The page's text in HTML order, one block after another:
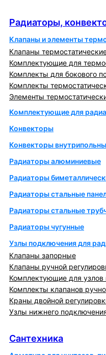
Радиаторы,
Клапаны и элементы
Клапаны
Комплектующие для
Комплекты для бокового
Комплекты
Элементы
Комплектующие для
Конвекторы
Конвекторы
Радиаторы алюминиевые
Радиаторы
Радиаторы стальные
Радиаторы стальные
Радиаторы чугунные
Узлы подключения для
Клапаны запорные
Клапаны ручной
Комплектующие для узлов
Комплекты клапанов
Краны двойной
Узлы нижнего
Сантехника